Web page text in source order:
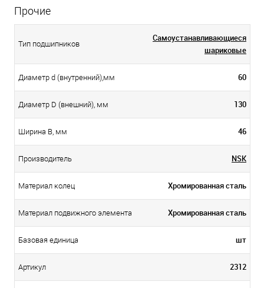
Прочие
Тип подшипников
Самоустанавливающиеся
шариковые
Диаметр d (внутренний),мм 60
Диаметр D (внешний), мм 130
Ширина B, мм 46
Производитель NSK
Материал колец Хромированная сталь
Материал подвижного элемента Хромированная сталь
Базовая единица шт
Артикул 2312